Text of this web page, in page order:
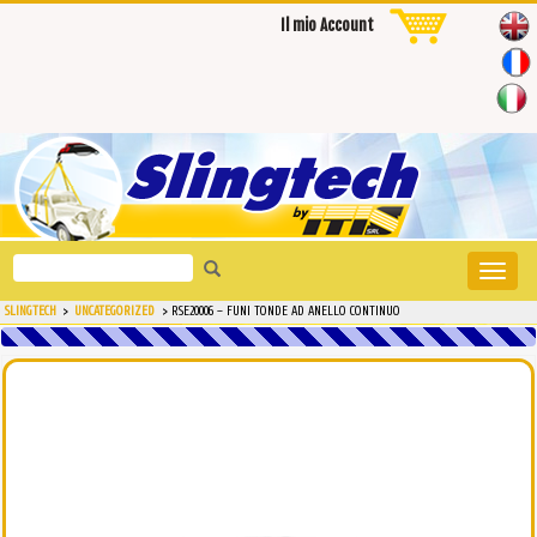
Il mio Account
Toggle
Search
for:
SLINGTECH > UNCATEGORIZED > RSE20006 – FUNI TONDE AD ANELLO CONTINUO